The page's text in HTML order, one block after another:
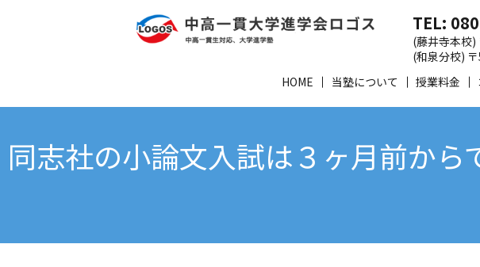
HOME 当塾について 授業料金
TEL:
(藤井寺本校
(和泉分校)
同志社の小論文入試は３ヶ月前か